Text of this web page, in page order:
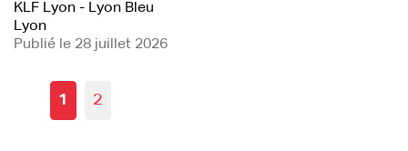
KLF Lyon - Lyon Bleu
Lyon
Publié le 28 juillet 2026
1 2